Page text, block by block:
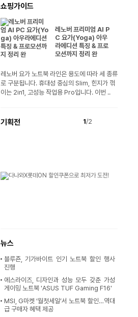
쇼핑가이드
레노버 프리미엄 AI P
C 요가(Yoga) 아우
라에디션 특징 & 프로
모션까지 정리 완
레노버 요가 노트북 라인은 용도에 따라 세 종류
로 구분됩니다. 휴대성 중심의 Slim, 힌지가 꺾
이는 2in1, 고성능 작업용 Pro입니다. 이번 ..
기획전 1/2
뉴스
블루죤, 기가바이트 인기 노트북 할인 행사
진행
에스라이즈, 디자인과 성능 모두 갖춘 가성
게이밍 노트북 'ASUS TUF Gaming F16'
MSI, G마켓 ‘월첫세일’서 노트북 할인…역대
급 구매자 혜택 제공